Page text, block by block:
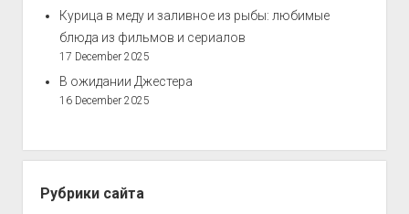
Курица в меду и заливное из рыбы: любимые
блюда из фильмов и сериалов
17 December 2025
В ожидании Джестера
16 December 2025
Рубрики сайта